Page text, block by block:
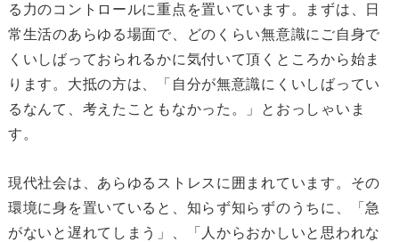
る力のコントロールに重点を置いています。まずは、日
常生活のあらゆる場面で、どのくらい無意識にご自身で
くいしばっておられるかに気付いて頂くところから始ま
ります。大抵の方は、「自分が無意識にくいしばってい
るなんて、考えたこともなかった。」とおっしゃいま
す。
現代社会は、あらゆるストレスに囲まれています。その
環境に身を置いていると、知らず知らずのうちに、「急
がないと遅れてしまう」、「人からおかしいと思われな